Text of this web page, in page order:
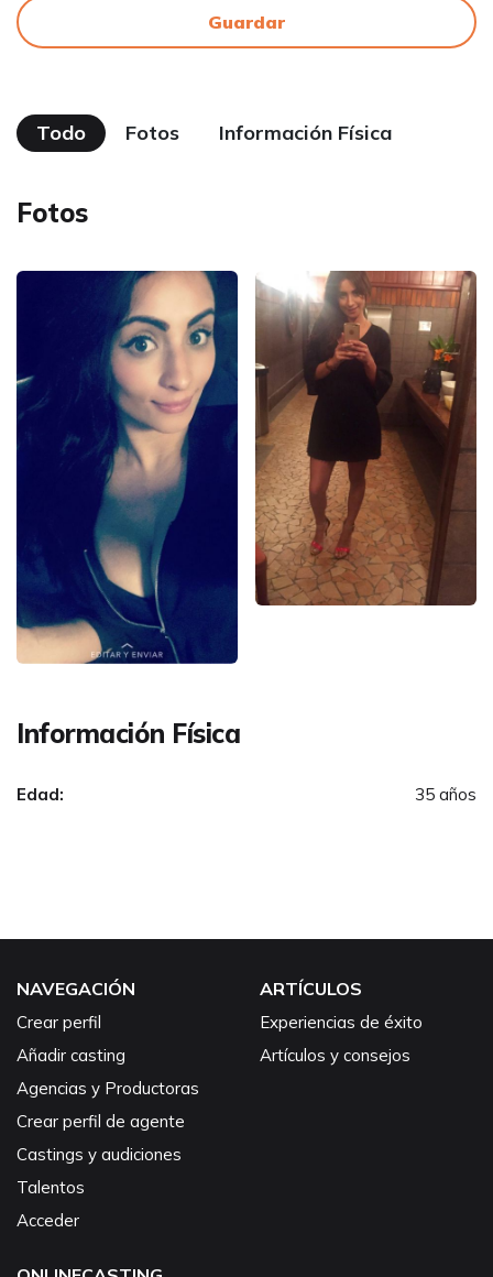
Guardar
Todo Fotos Información Física
Fotos
Información Física
Edad: 35 años
NAVEGACIÓN
Crear perfil
Añadir casting
Agencias y Productoras
Crear perfil de agente
Castings y audiciones
Talentos
Acceder
ARTÍCULOS
Experiencias de éxito
Artículos y consejos